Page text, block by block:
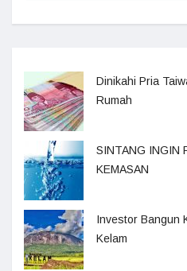
Dinikahi Pria
Rumah
SINTANG INGIN
KEMASAN
Investor Bangun
Kelam